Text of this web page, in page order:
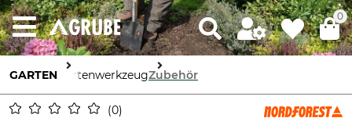
0
GARTEN GartenwerkzeugZubehör
0